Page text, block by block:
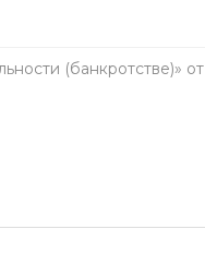
(банкротстве)» от